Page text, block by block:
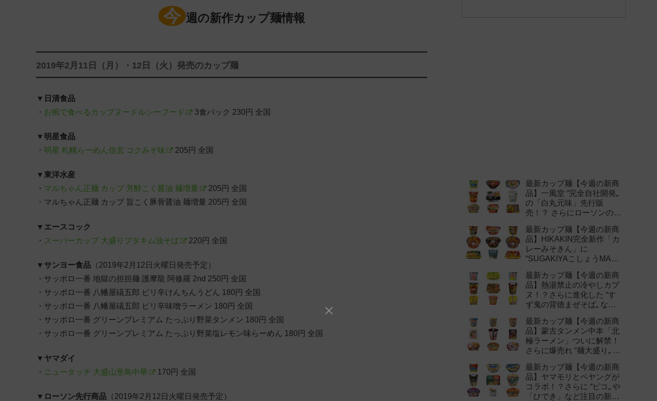
今 週の新作カップ麺情報
2019年2月11日（月）・12日（火）発売のカップ麺
▼ 日清食品
・ お椀で食べるカップヌードルシーフード 3食パック 230円 全国
▼ 明星食品
・ 明星 札幌らーめん信玄 コクみそ味 205円 全国
▼ 東洋水産
・ マルちゃん正麺 カップ 芳醇こく醤油 麺増量
205円 全国
・マルちゃん正麺 カップ 旨こく豚骨醤油 麺増量 205円 全国
▼ エースコック
・ スーパーカップ 大盛りブタキム油そば 220円 全国
▼ サンヨー食品 （2019年2月12日火曜日発売予定）
・サッポロ一番 地獄の担担麺 護摩龍 阿修羅 2nd 250円 全国
・サッポロ一番 八幡屋礒五郎 ピリ辛けんちんうどん 180円 全国
・サッポロ一番 八幡屋礒五郎 ピリ辛味噌ラーメン 180円 全国
・サッポロ一番 グリーンプレミアム たっぷり野菜タンメン 180円 全国
・サッポロ一番 グリーンプレミアム たっぷり野菜塩レモン味らーめん 180円 全国
▼ ヤマダイ
・ ニュータッチ 大盛山形鳥中華 170円 全国
▼ ローソン先行商品 （2019年2月12日火曜日発売予定）
最新カップ麺【今週の新商
品】一風堂 “完全自社開発„
の「白丸元味」先行販
売！？ さらにローソンの激
新作まとめ！
最新カップ麺【今週の新商
品】HIKAKIN完全新作「カ
レーみそきん」に
“SUGAKIYAこしょうMAX„
最新カップ麺【今週の新商
品】熱湯禁止の冷やしカプ
ヌ！？さらに進化した “す
ず鬼の背徳まぜそば„ など
最新カップ麺【今週の新商
品】蒙古タンメン中本「北
極ラーメン」ついに解禁！
さらに爆売れ “麺大盛り„ シ
作まとめ！
最新カップ麺【今週の新商
品】ヤマモリとペヤングが
コラボ！？さらに “ピコ„ や
「ひでき」など注目の新作